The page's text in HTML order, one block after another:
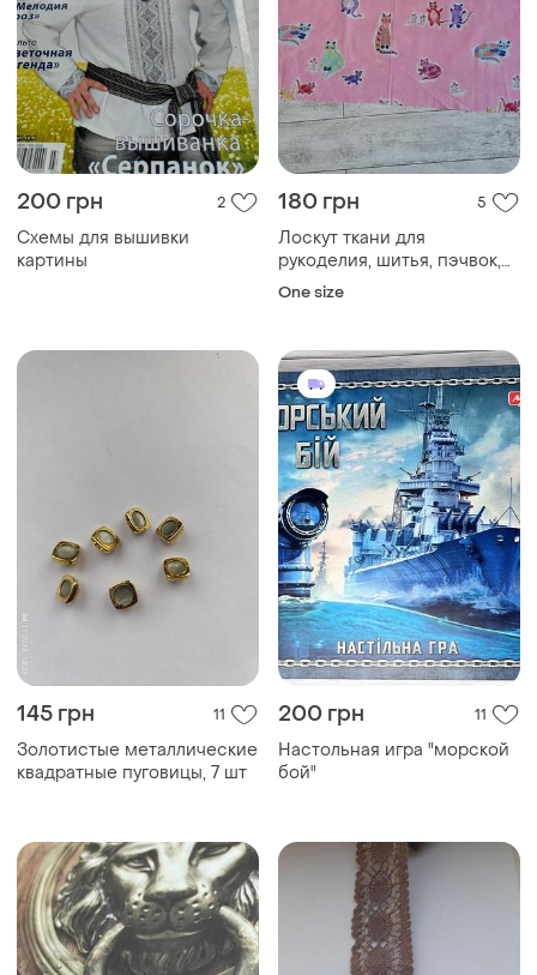
200 грн 2
Схемы для вышивки
картины
180 грн 5
Лоскут ткани для
рукоделия, шитья, пэчвок,
скрапбукинг. коты и мыши,
One size
145 грн 11
Золотистые металлические
квадратные пуговицы, 7 шт
200 грн 11
Настольная игра "морской
бой"